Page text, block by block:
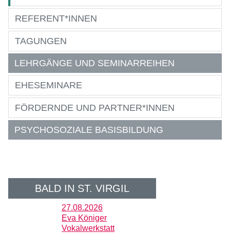
REFERENT*INNEN
TAGUNGEN
LEHRGÄNGE UND SEMINARREIHEN
EHESEMINARE
FÖRDERNDE UND PARTNER*INNEN
PSYCHOSOZIALE BASISBILDUNG
BALD IN ST. VIRGIL
27.08.2026
Eva Königer
Vokalwerkstatt